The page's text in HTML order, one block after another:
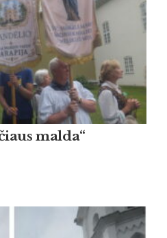
malda“